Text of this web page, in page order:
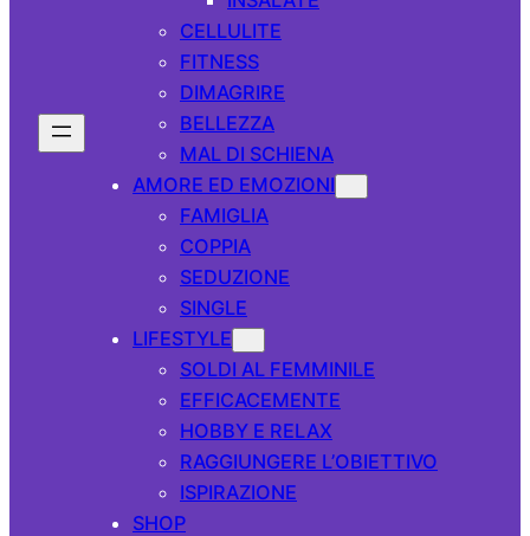
CELLULITE
FITNESS
DIMAGRIRE
BELLEZZA
MAL DI SCHIENA
AMORE ED EMOZIONI
FAMIGLIA
COPPIA
SEDUZIONE
SINGLE
LIFESTYLE
SOLDI AL FEMMINILE
EFFICACEMENTE
HOBBY E RELAX
RAGGIUNGERE L’OBIETTIVO
ISPIRAZIONE
SHOP